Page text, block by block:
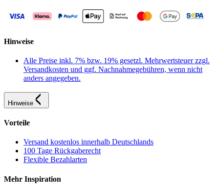
Hinweise
Alle Preise inkl. 7% bzw. 19% gesetzl. Mehrwertsteuer zzgl.
Versandkosten und ggf. Nachnahmegebühren, wenn nicht
anders angegeben.
Hinweise
Vorteile
Versand kostenlos innerhalb Deutschlands
100 Tage Rückgaberecht
Flexible Bezahlarten
Mehr Inspiration